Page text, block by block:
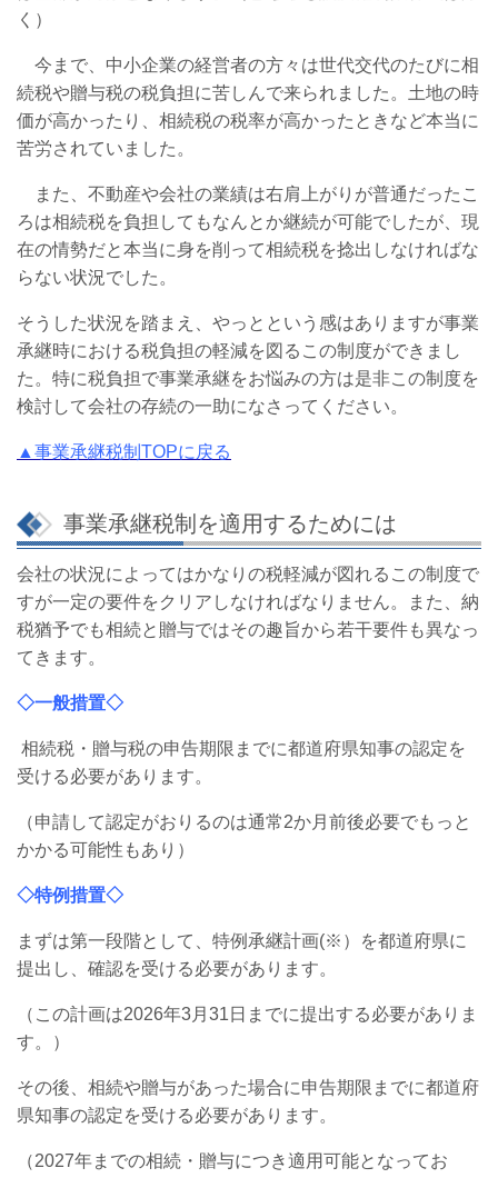
く）
今まで、中小企業の経営者の方々は世代交代のたびに相
続税や贈与税の税負担に苦しんで来られました。土地の時
価が高かったり、相続税の税率が高かったときなど本当に
苦労されていました。
また、不動産や会社の業績は右肩上がりが普通だった こ
ろは相続税を負担してもなんとか継続が可能でしたが、現
在の情勢だと本当に身を削って相続税を捻出しなければな
らない状況でした。
そうした状況を踏まえ、やっとという感はありますが事業
承継時における税負担の軽減を図るこの制度ができまし
た。特に税負担で事業承継をお悩みの方は是非この制度を
検討して会社の存続の一助になさってください。
▲事業承継税制TOPに戻る
事業承継税制を適用するためには
会社の状況によってはかなりの税軽減が図れるこの制度で
すが一定の要件をクリアしなければなりません。また、納
税猶予でも相続と贈与ではその趣旨から若干要件も異なっ
てきます。
◇一般措置◇
相続税・贈与税の申告期限までに都道府県知事の認定を
受ける必要があります。
（申請して認定がおりるのは通常2か月前後必要でもっと
かかる可能性もあり）
◇特例措置◇
まずは第一段階として、特例承継計画(※）を都道府県に
提出し、確認を受ける必要があります。
（この計画は2026年3月31日までに提出する必要がありま
す。）
その後、相続や贈与があった場合に申告期限までに都道府
県知事の認定を受ける必要があります。
（2027年までの相続・贈与につき適用可能となってお